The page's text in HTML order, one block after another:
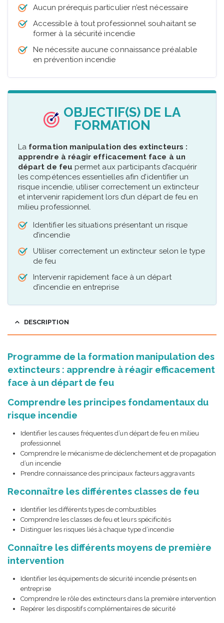
Aucun prérequis particulier n’est nécessaire
Accessible à tout professionnel souhaitant se
former à la sécurité incendie
Ne nécessite aucune connaissance préalable
en prévention incendie
OBJECTIF(S) DE LA
FORMATION
La formation manipulation des extincteurs :
apprendre à réagir efficacement face à un
départ de feu permet aux participants d’acquérir
les compétences essentielles afin d’identifier un
risque incendie, utiliser correctement un extincteur
et intervenir rapidement lors d’un départ de feu en
milieu professionnel.
Identifier les situations présentant un risque
d’incendie
Utiliser correctement un extincteur selon le type
de feu
Intervenir rapidement face à un départ
d’incendie en entreprise
DESCRIPTION
Programme de la formation manipulation des
extincteurs : apprendre à réagir efficacement
face à un départ de feu
Comprendre les principes fondamentaux du
risque incendie
Identifier les causes fréquentes d’un départ de feu en milieu
professionnel
Comprendre le mécanisme de déclenchement et de propagation
d’un incendie
Prendre connaissance des principaux facteurs aggravants
Reconnaître les différentes classes de feu
Identifier les différents types de combustibles
Comprendre les classes de feu et leurs spécificités
Distinguer les risques liés à chaque type d’incendie
Connaître les différents moyens de première
intervention
Identifier les équipements de sécurité incendie présents en
entreprise
Comprendre le rôle des extincteurs dans la première intervention
Repérer les dispositifs complémentaires de sécurité